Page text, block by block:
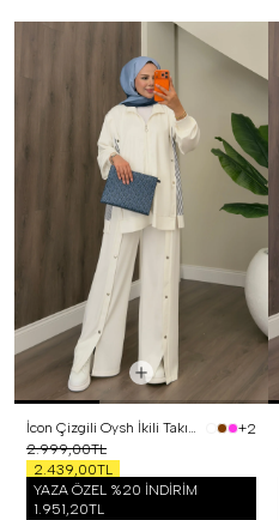
İcon Çizgili Oysh İkili Takım Beyaz
+2
2.999,00TL
2.439,00TL
YAZA ÖZEL %20 İNDİRİM
1.951,20TL